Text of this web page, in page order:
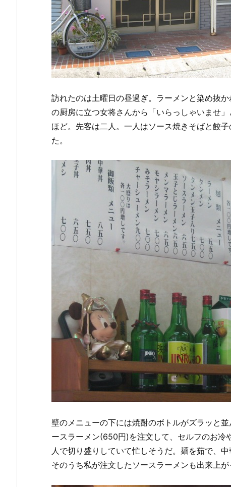
訪れたのは土曜日の昼過ぎ。ラーメンと染め抜
の厨房に立つ女将さんから「いらっしゃいませ
ほど。先客は二人。一人はソース焼きそばと餃
た。
壁のメニューの下には焼酎のボトルがズラッと
ースラーメン(650円)を注文して、セルフのお冷
人で切り盛りしていて忙しそうだ。麺を茹で、
そのうち私が注文したソースラーメンも出来上が